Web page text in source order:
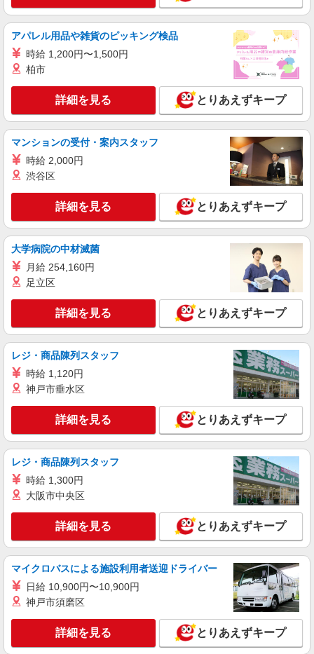
アパレル用品や雑貨のピッキング検品
時給 1,200円〜1,500円
柏市
詳細を見る とりあえずキープ
マンションの受付・案内スタッフ
時給 2,000円
渋谷区
詳細を見る とりあえずキープ
大学病院の中材滅菌
月給 254,160円
足立区
詳細を見る とりあえずキープ
レジ・商品陳列スタッフ
時給 1,120円
神戸市垂水区
詳細を見る とりあえずキープ
レジ・商品陳列スタッフ
時給 1,300円
大阪市中央区
詳細を見る とりあえずキープ
マイクロバスによる施設利用者送迎ドライバー
日給 10,900円〜10,900円
神戸市須磨区
詳細を見る とりあえずキープ